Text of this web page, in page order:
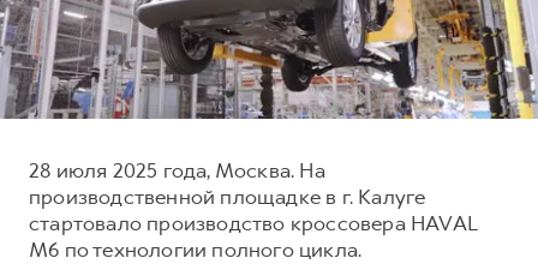
DARGO
от 3 199 000 ₽
DARGO X
от 3 499 000 ₽
Тест-драйв
Трейд-ин
Кредитный калькулятор
Страхование
СЕРВИСНОЕ ОБСЛУЖИВАНИЕ
Нулевое ТО
Программа «Помощь на дороге»
Электронный ПТС
О дилере
Наша команда
Контакты
28 июля 2025 года, Москва. На
производственной площадке в г. Калуге
стартовало производство кроссовера HAVAL
M6 по технологии полного цикла.